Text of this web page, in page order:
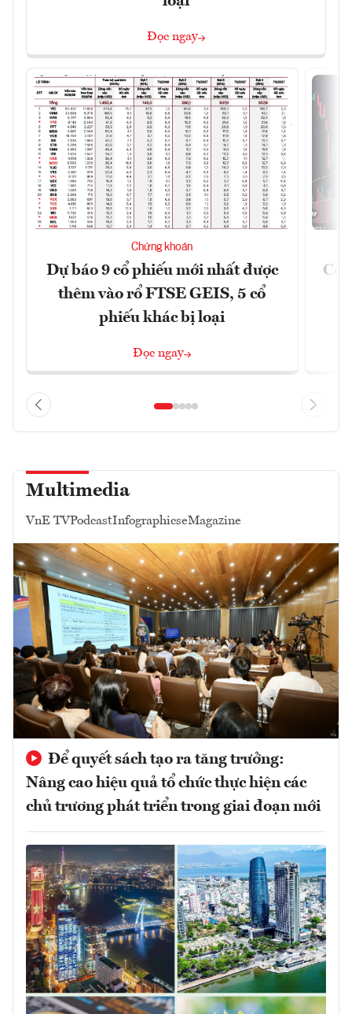
Đọc ngay
Chứng khoán
Dự báo 9 cổ phiếu mới nhất được
thêm vào rổ FTSE GEIS, 5 cổ
phiếu khác bị loại
Đọc ngay
Có
Multimedia
VnE TVPodcastInfographicseMagazine
Để quyết sách tạo ra tăng trưởng:
Nâng cao hiệu quả tổ chức thực hiện các
chủ trương phát triển trong giai đoạn mới